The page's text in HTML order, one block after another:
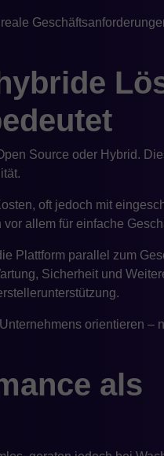
Source oder Hybrid.
oft jedoch mit
allem für einfache
Plattform parallel zum
Sicherheit und
orientieren –
als